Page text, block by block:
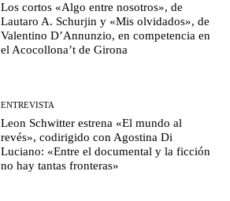
Los cortos «Algo entre nosotros», de
Lautaro A. Schurjin y «Mis olvidados», de
Valentino D’Annunzio, en competencia en
el Acocollona’t de Girona
ENTREVISTA
Leon Schwitter estrena «El mundo al
revés», codirigido con Agostina Di
Luciano: «Entre el documental y la ficción
no hay tantas fronteras»